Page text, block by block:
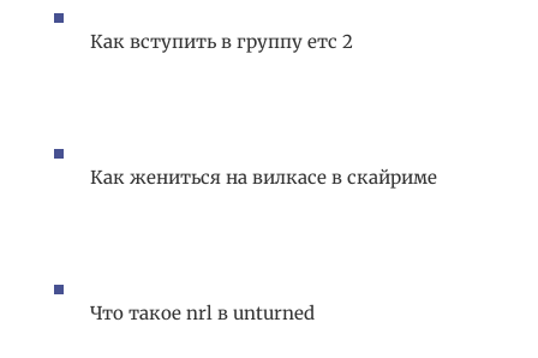
Как вступить в группу етс 2
Как жениться на вилкасе в скайриме
Что такое nrl в unturned